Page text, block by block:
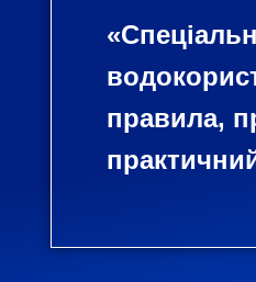
«С
правила,